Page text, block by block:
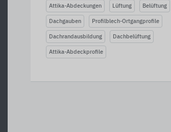
Attika-Abdeckungen Lüftung Belüftung
Dachgauben Profilblech-Ortgangprofile
Dachrandausbildung Dachbelüftung
Attika-Abdeckprofile